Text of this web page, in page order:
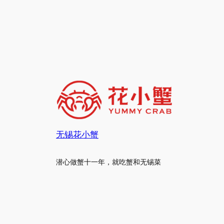
无锡花小蟹
潜心做蟹十一年，就吃蟹和无锡菜